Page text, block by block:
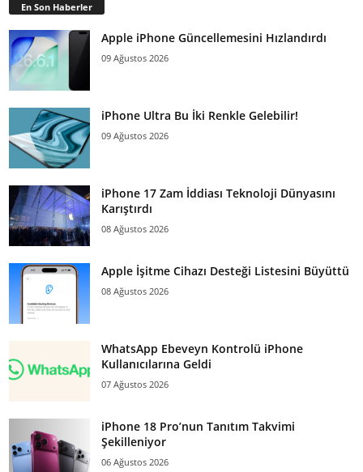
En Son Haberler
Apple iPhone Güncellemesini Hızlandırdı
09 Ağustos 2026
iPhone Ultra Bu İki Renkle Gelebilir!
09 Ağustos 2026
iPhone 17 Zam İddiası Teknoloji Dünyasını
Karıştırdı
08 Ağustos 2026
Apple İşitme Cihazı Desteği Listesini Büyüttü
08 Ağustos 2026
WhatsApp Ebeveyn Kontrolü iPhone
Kullanıcılarına Geldi
07 Ağustos 2026
iPhone 18 Pro’nun Tanıtım Takvimi
Şekilleniyor
06 Ağustos 2026